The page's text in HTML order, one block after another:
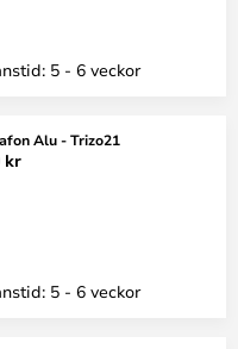
5 - 6 veckor
Alu - Trizo21
kr
5 - 6 veckor